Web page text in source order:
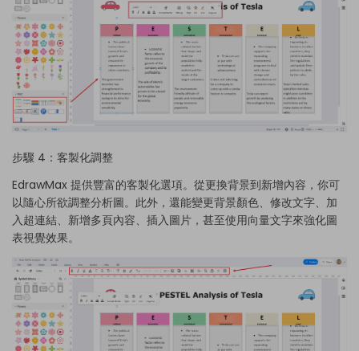
步驟 4：客製化調整
EdrawMax 提供豐富的客製化選項。從更換背景到新增內容，你可
以隨心所欲調整分析圖。此外，還能變更背景顏色、修改文字、加
入超連結、新增多頁內容、插入圖片，甚至使用向量文字來強化圖
表視覺效果。